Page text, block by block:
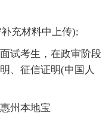
充材料中上传);
试考生，在政审阶段
、征信证明(中国人
州本地宝